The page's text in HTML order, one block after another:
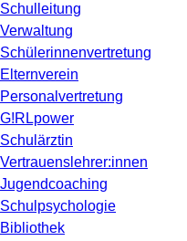
Schulleitung
Verwaltung
Schülerinnenvertretung
Elternverein
Personalvertretung
G!RLpower
Schulärztin
Vertrauenslehrer:innen
Jugendcoaching
Schulpsychologie
Bibliothek